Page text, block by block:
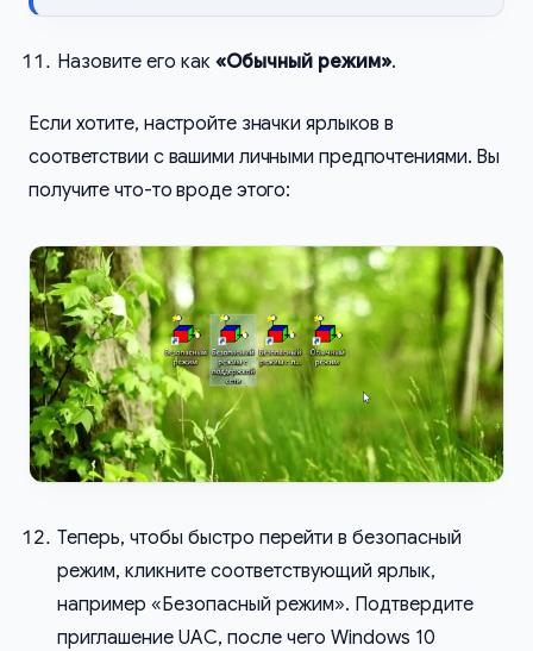
Назовите его как «Обычный режим».
Если хотите, настройте значки ярлыков в
соответствии с вашими личными предпочтениями. Вы
получите что-то вроде этого:
Теперь, чтобы быстро перейти в безопасный
режим, кликните соответствующий ярлык,
например «Безопасный режим». Подтвердите
приглашение UAC, после чего Windows 10